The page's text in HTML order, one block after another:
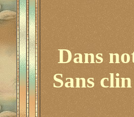
Dans
Sans